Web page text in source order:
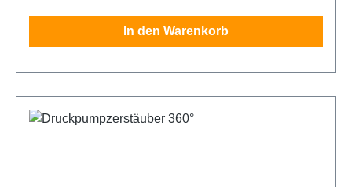
In den Warenkorb